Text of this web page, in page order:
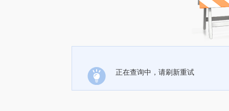
正在查询中，请刷新重试